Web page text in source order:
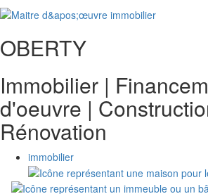
OBERTY
Immobilier |
d'oeuvre |
Rénovation
immobilier